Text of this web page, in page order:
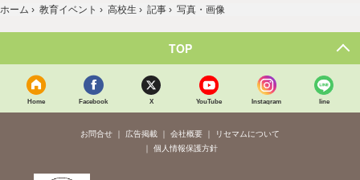
ホーム › 教育イベント › 高校生 › 記事 › 写真・画像
TOP
Home Facebook X YouTube Instagram line
お問合せ 広告掲載 会社概要
リセマムについて
個人情報保護方針